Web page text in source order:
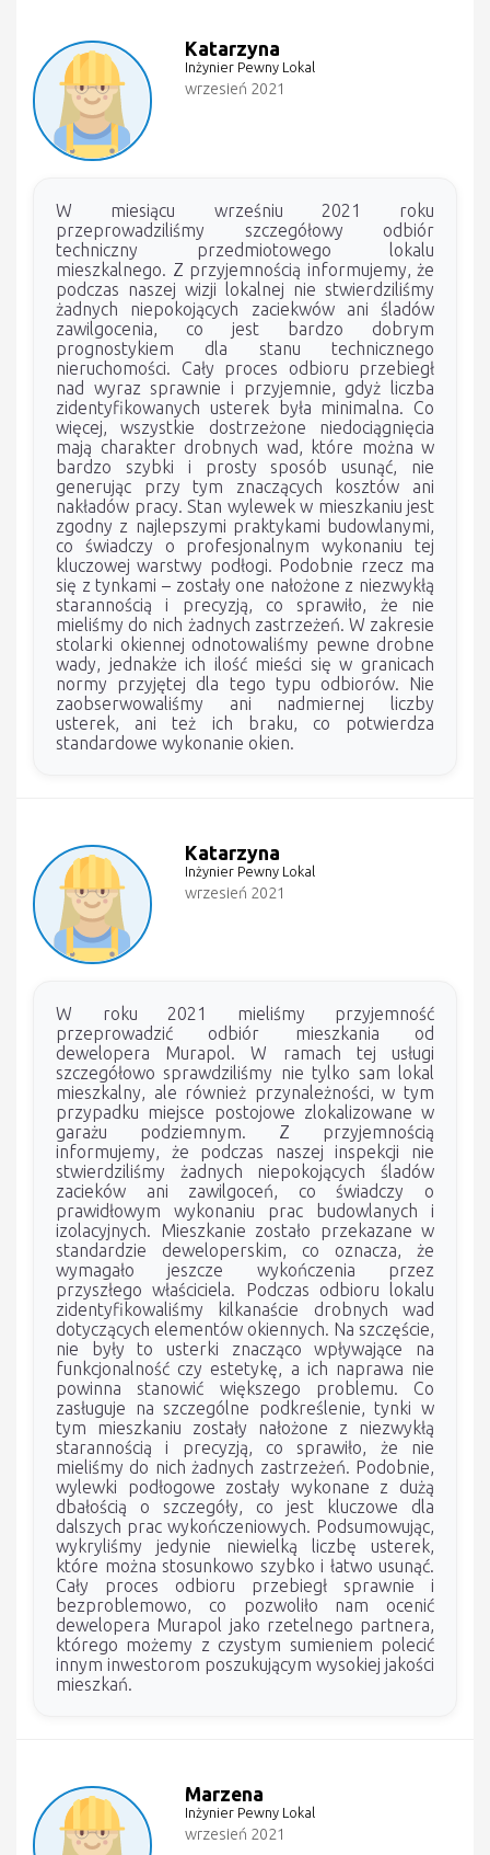
Katarzyna
Inżynier Pewny Lokal
wrzesień 2021
W miesiącu wrześniu 2021 roku
przeprowadziliśmy szczegółowy odbiór
techniczny przedmiotowego lokalu
mieszkalnego. Z przyjemnością informujemy, że
podczas naszej wizji lokalnej nie stwierdziliśmy
żadnych niepokojących zaciekwów ani śladów
zawilgocenia, co jest bardzo dobrym
prognostykiem dla stanu technicznego
nieruchomości. Cały proces odbioru przebiegł
nad wyraz sprawnie i przyjemnie, gdyż liczba
zidentyfikowanych usterek była minimalna. Co
więcej, wszystkie dostrzeżone niedociągnięcia
mają charakter drobnych wad, które można w
bardzo szybki i prosty sposób usunąć, nie
generując przy tym znaczących kosztów ani
nakładów pracy. Stan wylewek w mieszkaniu jest
zgodny z najlepszymi praktykami budowlanymi,
co świadczy o profesjonalnym wykonaniu tej
kluczowej warstwy podłogi. Podobnie rzecz ma
się z tynkami – zostały one nałożone z niezwykłą
starannością i precyzją, co sprawiło, że nie
mieliśmy do nich żadnych zastrzeżeń. W zakresie
stolarki okiennej odnotowaliśmy pewne drobne
wady, jednakże ich ilość mieści się w granicach
normy przyjętej dla tego typu odbiorów. Nie
zaobserwowaliśmy ani nadmiernej liczby
usterek, ani też ich braku, co potwierdza
standardowe wykonanie okien.
Katarzyna
Inżynier Pewny Lokal
wrzesień 2021
W roku 2021 mieliśmy przyjemność
przeprowadzić odbiór mieszkania od
dewelopera Murapol. W ramach tej usługi
szczegółowo sprawdziliśmy nie tylko sam lokal
mieszkalny, ale również przynależności, w tym
przypadku miejsce postojowe zlokalizowane w
garażu podziemnym. Z przyjemnością
informujemy, że podczas naszej inspekcji nie
stwierdziliśmy żadnych niepokojących śladów
zacieków ani zawilgoceń, co świadczy o
prawidłowym wykonaniu prac budowlanych i
izolacyjnych. Mieszkanie zostało przekazane w
standardzie deweloperskim, co oznacza, że
wymagało jeszcze wykończenia przez
przyszłego właściciela. Podczas odbioru lokalu
zidentyfikowaliśmy kilkanaście drobnych wad
dotyczących elementów okiennych. Na szczęście,
nie były to usterki znacząco wpływające na
funkcjonalność czy estetykę, a ich naprawa nie
powinna stanowić większego problemu. Co
zasługuje na szczególne podkreślenie, tynki w
tym mieszkaniu zostały nałożone z niezwykłą
starannością i precyzją, co sprawiło, że nie
mieliśmy do nich żadnych zastrzeżeń. Podobnie,
wylewki podłogowe zostały wykonane z dużą
dbałością o szczegóły, co jest kluczowe dla
dalszych prac wykończeniowych. Podsumowując,
wykryliśmy jedynie niewielką liczbę usterek,
które można stosunkowo szybko i łatwo usunąć.
Cały proces odbioru przebiegł sprawnie i
bezproblemowo, co pozwoliło nam ocenić
dewelopera Murapol jako rzetelnego partnera,
którego możemy z czystym sumieniem polecić
innym inwestorom poszukującym wysokiej jakości
mieszkań.
Marzena
Inżynier Pewny Lokal
wrzesień 2021